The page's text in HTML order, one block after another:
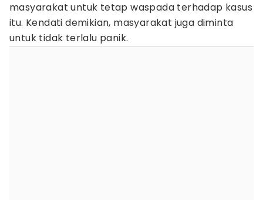
masyarakat untuk tetap waspada terhadap kasus
itu. Kendati demikian, masyarakat juga diminta
untuk tidak terlalu panik.